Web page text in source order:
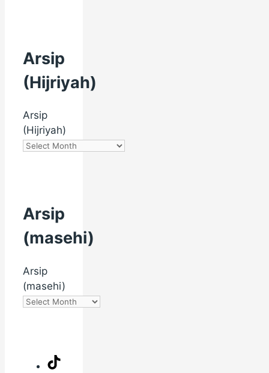
Arsip
(Hijriyah)
Arsip
(Hijriyah)
Arsip
(masehi)
Arsip
(masehi)